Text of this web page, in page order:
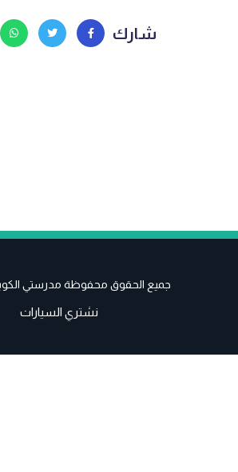
شارك
جميع الحقوق محفوظة مدرستي الكويتية
نشتري السيارات